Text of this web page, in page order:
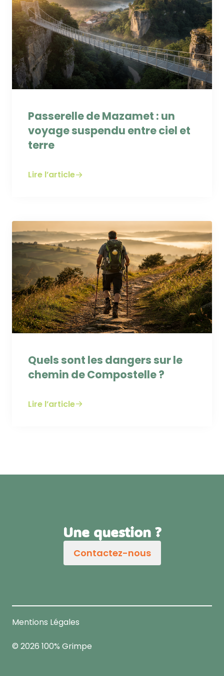
Passerelle de Mazamet : un
voyage suspendu entre ciel et
terre
Lire l’article
Quels sont les dangers sur le
chemin de Compostelle ?
Lire l’article
Une question ?
Contactez-nous
© 2026 100% Grimpe
Mentions Légales